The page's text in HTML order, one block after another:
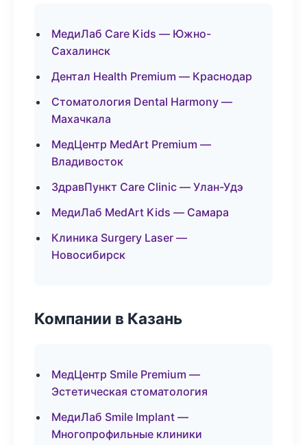
МедиЛаб Care Kids — Южно-
Сахалинск
Дентал Health Premium — Краснодар
Стоматология Dental Harmony —
Махачкала
МедЦентр MedArt Premium —
Владивосток
ЗдравПункт Care Clinic — Улан-Удэ
МедиЛаб MedArt Kids — Самара
Клиника Surgery Laser —
Новосибирск
Компании в Казань
МедЦентр Smile Premium —
Эстетическая стоматология
МедиЛаб Smile Implant —
Многопрофильные клиники